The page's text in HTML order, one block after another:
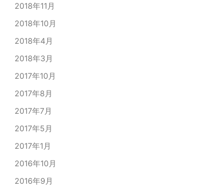
2018年11月
2018年10月
2018年4月
2018年3月
2017年10月
2017年8月
2017年7月
2017年5月
2017年1月
2016年10月
2016年9月